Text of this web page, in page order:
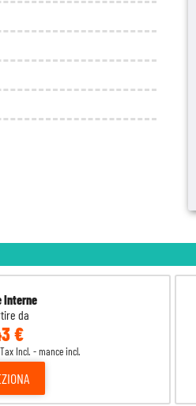
Interne
da
€
Incl. - mance incl.